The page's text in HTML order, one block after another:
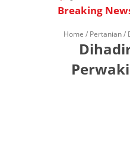
Breaking
Home / Pertanian/